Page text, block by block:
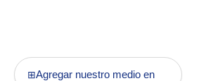
⊞Agregar nuestro medio en